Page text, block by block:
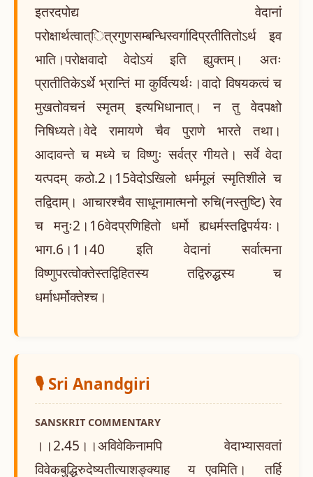
इतरदपोद्य वेदानां
परोक्षार्थत्वात्ित्रगुणसम्बन्धिस्वर्गादिप्रतीतितोऽर्थ इव
भाति।परोक्षवादो वेदोऽयं इति ह्युक्तम्। अतः
प्रातीतिकेऽर्थे भ्रान्तिं मा कुर्वित्यर्थः।वादो विषयकत्वं च
मुखतोवचनं स्मृतम् इत्यभिधानात्। न तु वेदपक्षो
निषिध्यते।वेदे रामायणे चैव पुराणे भारते तथा।
आदावन्ते च मध्ये च विष्णुः सर्वत्र गीयते। सर्वे वेदा
यत्पदम् कठो.2।15वेदोऽखिलो धर्ममूलं स्मृतिशीले च
तद्विदाम्। आचारश्चैव साधूनामात्मनो रुचि(नस्तुष्टि) रेव
च मनुः2।16वेदप्रणिहितो धर्मो ह्यधर्मस्तद्विपर्ययः।
भाग.6।1।40 इति वेदानां सर्वात्मना
विष्णुपरत्वोक्तेस्तद्विहितस्य तद्विरुद्धस्य च
धर्माधर्मोक्तेश्च।
🎙️ Sri Anandgiri
SANSKRIT COMMENTARY
।।2.45।।अविवेकिनामपि वेदाभ्यासवतां
विवेकबुद्धिरुदेष्यतीत्याशङ्क्याह य एवमिति। तर्हि